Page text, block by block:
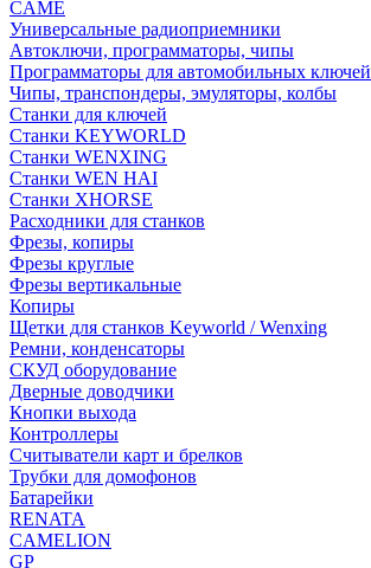
CAME
Универсальные радиоприемники
Автоключи, программаторы, чипы
Программаторы для автомобильных ключей
Чипы, транспондеры, эмуляторы, колбы
Станки для ключей
Станки KEYWORLD
Станки WENXING
Станки WEN HAI
Станки XHORSE
Расходники для станков
Фрезы, копиры
Фрезы круглые
Фрезы вертикальные
Копиры
Щетки для станков Keyworld / Wenxing
Ремни, конденсаторы
СКУД оборудование
Дверные доводчики
Кнопки выхода
Контроллеры
Считыватели карт и брелков
Трубки для домофонов
Батарейки
RENATA
CAMELION
GP